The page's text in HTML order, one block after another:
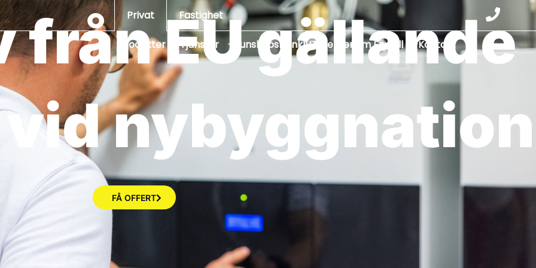
Privat Fastighet
Produkter Tjänster KunskapsbankIVT Center Om Enwell Kontakt
från EU gällande
nybyggnation
FÅ OFFERT